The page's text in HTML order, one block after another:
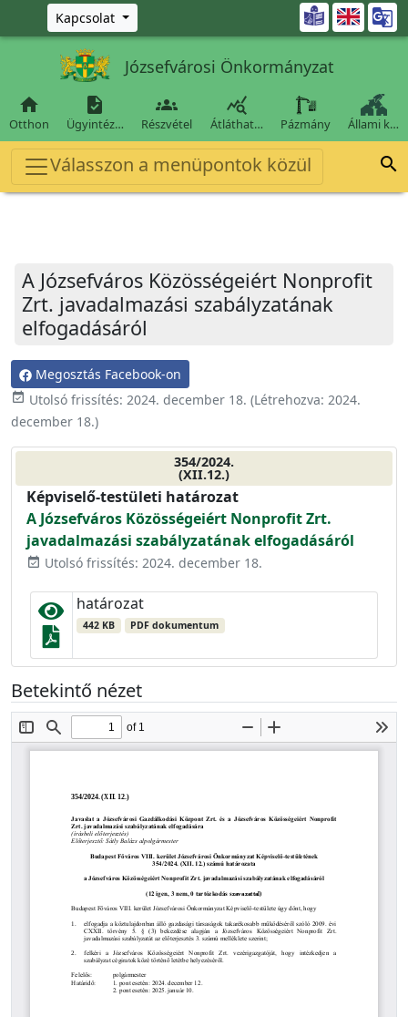
Ugrás a fő tartalomra
Kapcsolat 
Józsefvárosi Önkormányzat

Otthon

Ügyintéz…

Részvétel

Átláthat… Pázmány Állami k…
Válasszon a menüpontok közül 
A Józsefváros Közösségeiért Nonprofit
Zrt. javadalmazási szabályzatának
elfogadásáról
Megosztás Facebook-on
event_available Utolsó frissítés: 2024. december 18. (Létrehozva: 2024.
december 18.)
354/2024.
(XII.12.)
Képviselő-testületi határozat
A Józsefváros Közösségeiért Nonprofit Zrt.
javadalmazási szabályzatának elfogadásáról
event_available Utolsó frissítés: 2024. december 18.
határozat
442 KB PDF dokumentum
Betekintő nézet